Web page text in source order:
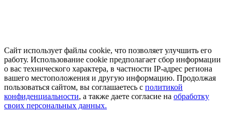
Сайт использует файлы cookie, что позволяет улучшить его
работу. Использование cookie предполагает сбор информации
о вас технического характера, в частности IP-адрес региона
вашего местоположения и другую информацию. Продолжая
пользоваться сайтом, вы соглашаетесь с политикой
конфиденциальности, а также даете согласие на обработку
своих персональных данных.